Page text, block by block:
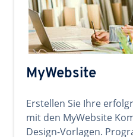
MyWebsite
Erstellen Sie Ihre
mit den MyWebsite
Design-Vorlagen.